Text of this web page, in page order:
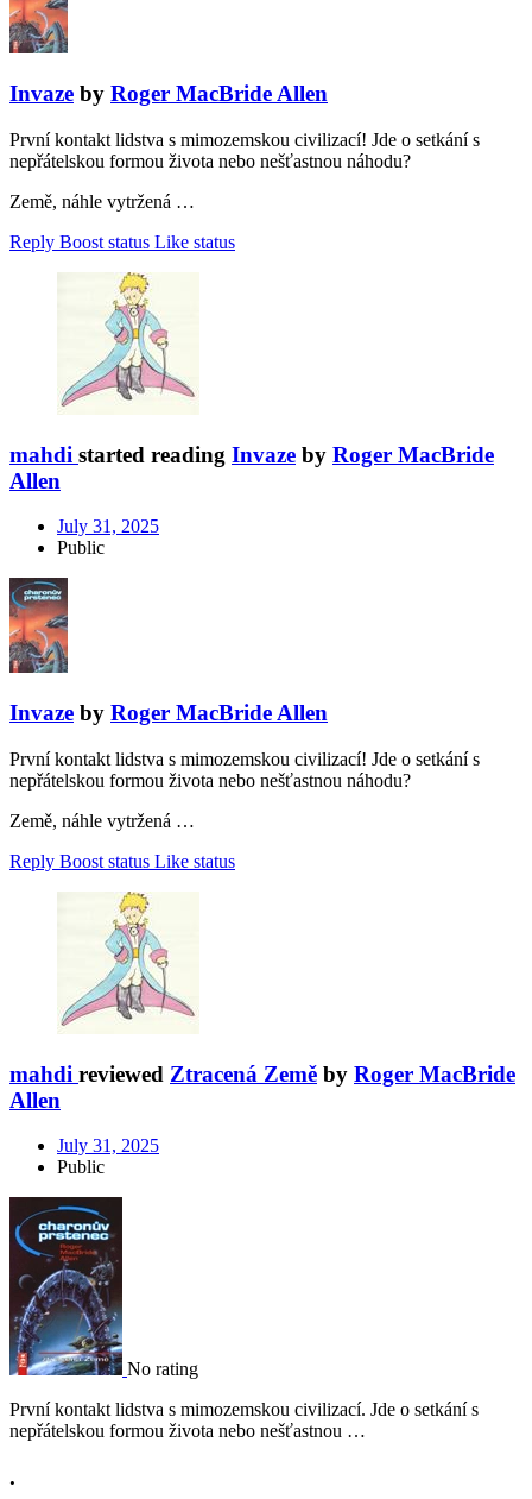
Invaze by Roger MacBride Allen
První kontakt lidstva s mimozemskou civilizací! Jde o setkání s
nepřátelskou formou života nebo nešťastnou náhodu?
Země, náhle vytržená …
Reply Boost status Like status
mahdi started reading Invaze by Roger MacBride
Allen
July 31, 2025
Public
Invaze by Roger MacBride Allen
První kontakt lidstva s mimozemskou civilizací! Jde o setkání s
nepřátelskou formou života nebo nešťastnou náhodu?
Země, náhle vytržená …
Reply Boost status Like status
mahdi reviewed Ztracená Země by Roger MacBride
Allen
July 31, 2025
Public
No rating
První kontakt lidstva s mimozemskou civilizací. Jde o setkání s
nepřátelskou formou života nebo nešťastnou …
.